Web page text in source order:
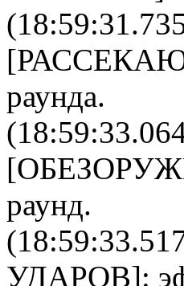
[
раунда.
[
раунд.
УДАРОВ]: